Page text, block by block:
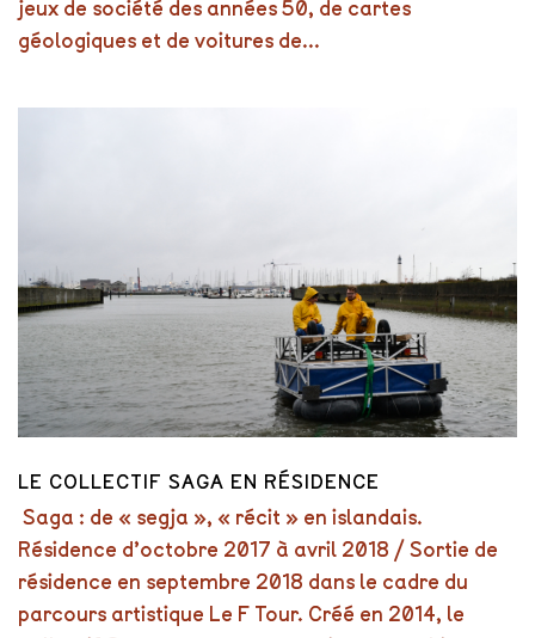
jeux de société des années 50, de cartes
géologiques et de voitures de...
LE COLLECTIF SAGA EN RÉSIDENCE
Saga : de « segja », « récit » en islandais.
Résidence d’octobre 2017 à avril 2018 / Sortie de
résidence en septembre 2018 dans le cadre du
parcours artistique Le F Tour. Créé en 2014, le